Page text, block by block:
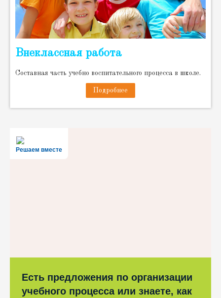
Внеклассная работа
Cоставная часть учебно воспитательного процесса в школе.
Подробнее
Решаем вместе
Есть предложения по организации
учебного процесса или знаете, как